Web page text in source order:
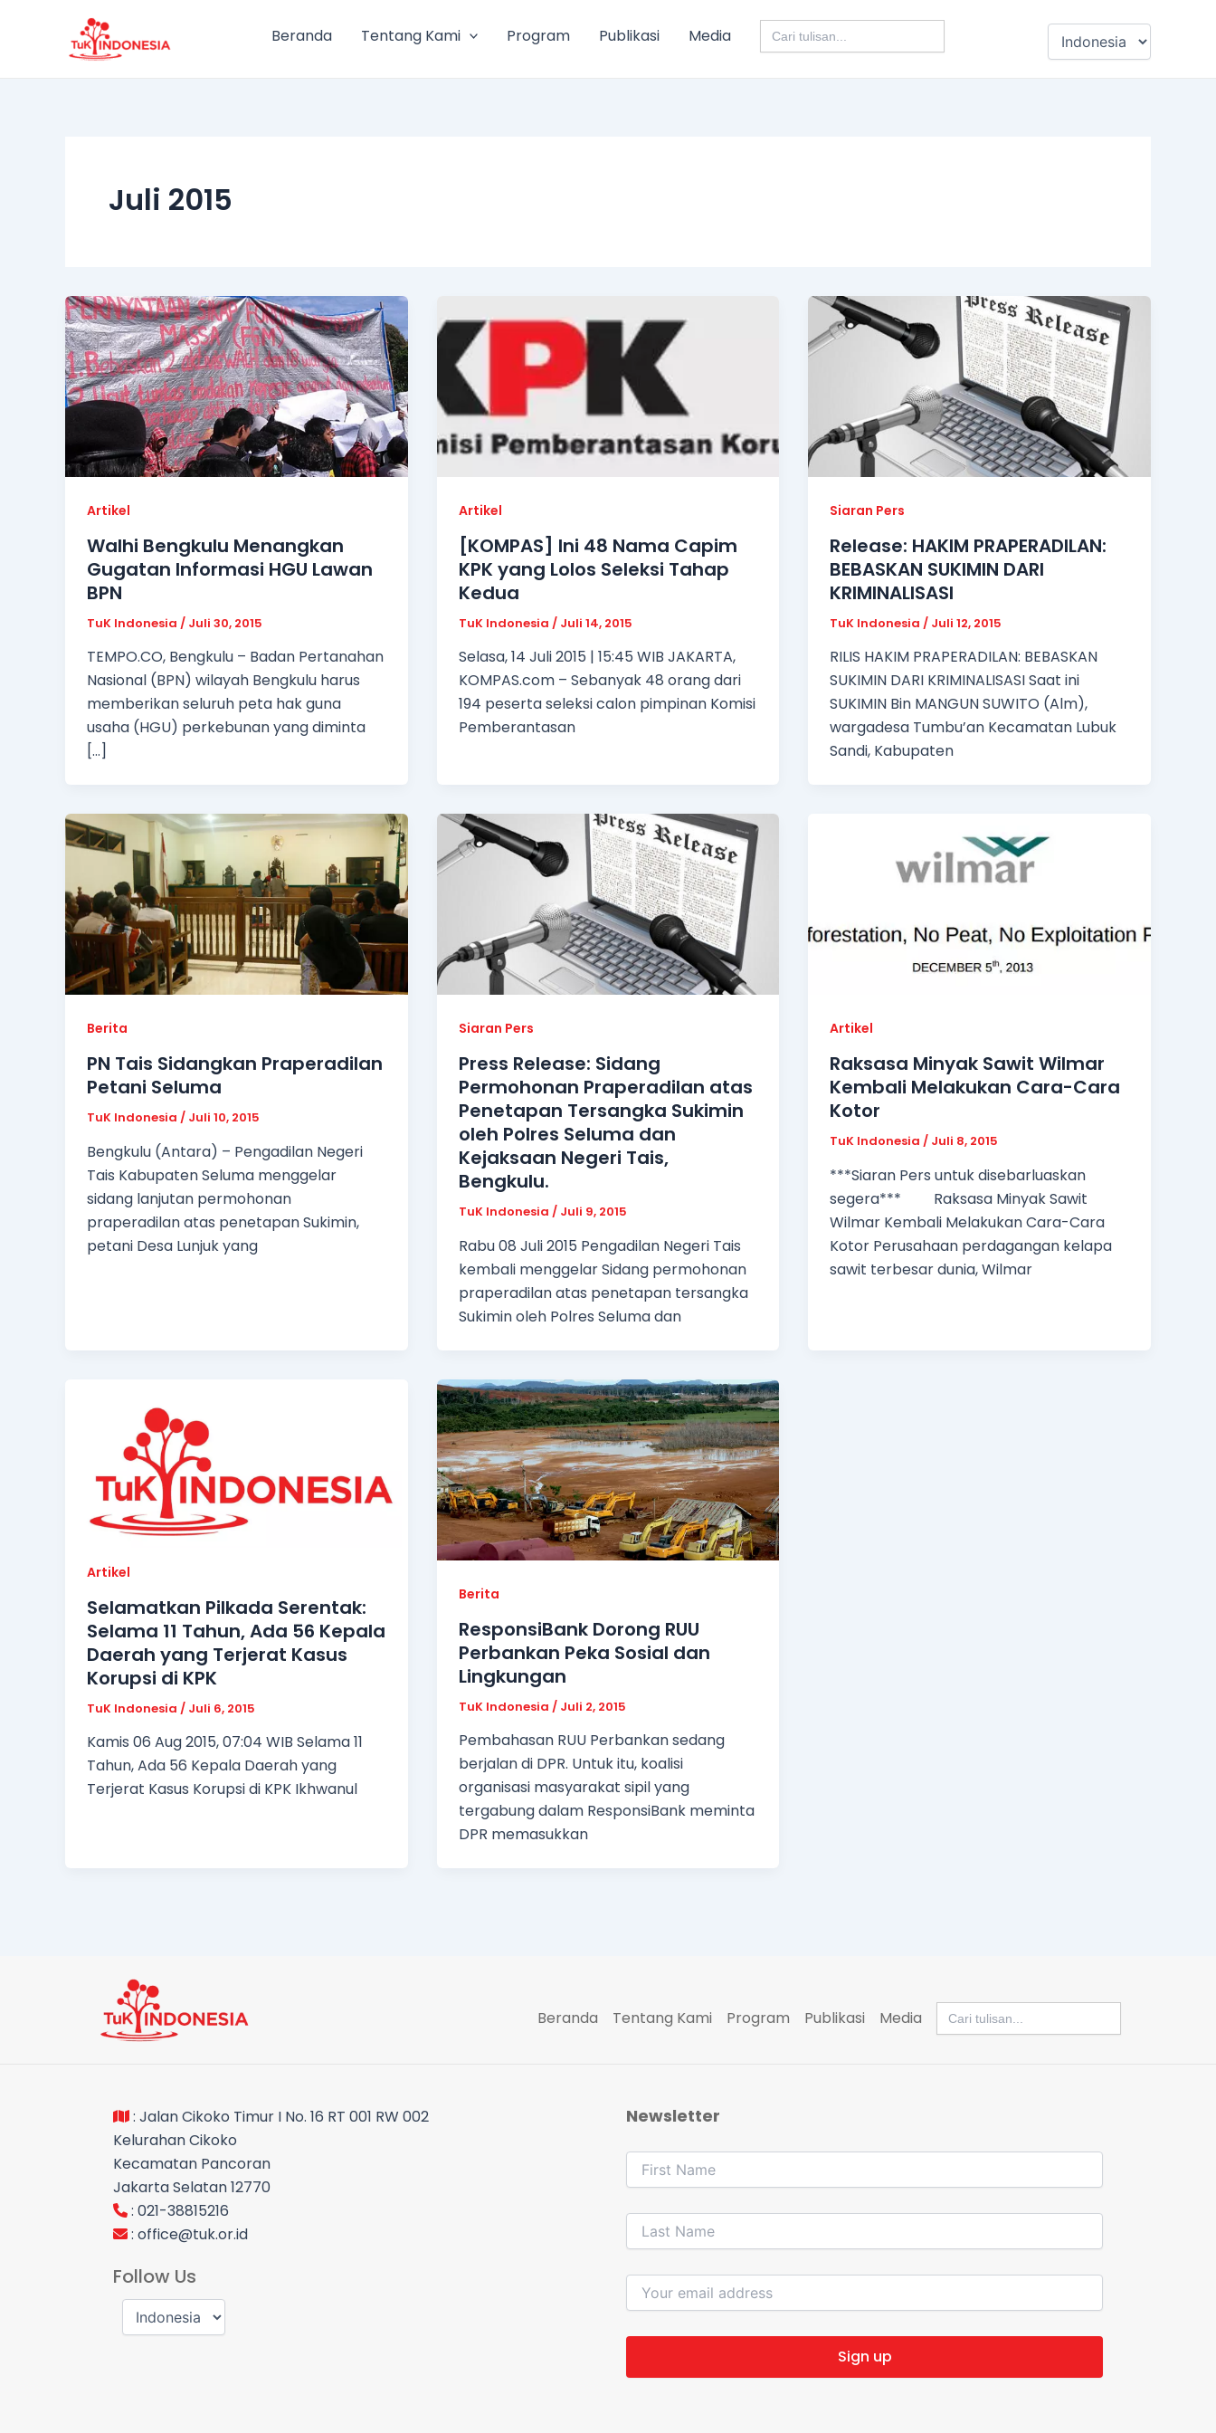
Beranda Tentang Kami Program Publikasi Media Search
for:
Juli 2015
Artikel
Walhi Bengkulu Menangkan
Gugatan Informasi HGU Lawan
BPN
TuK Indonesia / Juli 30, 2015
TEMPO.CO, Bengkulu – Badan Pertanahan
Nasional (BPN) wilayah Bengkulu harus
memberikan seluruh peta hak guna
usaha (HGU) perkebunan yang diminta
[…]
Artikel
[KOMPAS] Ini 48 Nama Capim
KPK yang Lolos Seleksi Tahap
Kedua
TuK Indonesia / Juli 14, 2015
Selasa, 14 Juli 2015 | 15:45 WIB JAKARTA,
KOMPAS.com – Sebanyak 48 orang dari
194 peserta seleksi calon pimpinan Komisi
Pemberantasan
Siaran Pers
Release: HAKIM PRAPERADILAN:
BEBASKAN SUKIMIN DARI
KRIMINALISASI
TuK Indonesia / Juli 12, 2015
RILIS HAKIM PRAPERADILAN: BEBASKAN
SUKIMIN DARI KRIMINALISASI Saat ini
SUKIMIN Bin MANGUN SUWITO (Alm),
wargadesa Tumbu’an Kecamatan Lubuk
Sandi, Kabupaten
Berita
PN Tais Sidangkan Praperadilan
Petani Seluma
TuK Indonesia / Juli 10, 2015
Bengkulu (Antara) – Pengadilan Negeri
Tais Kabupaten Seluma menggelar
sidang lanjutan permohonan
praperadilan atas penetapan Sukimin,
petani Desa Lunjuk yang
Siaran Pers
Press Release: Sidang
Permohonan Praperadilan atas
Penetapan Tersangka Sukimin
oleh Polres Seluma dan
Kejaksaan Negeri Tais,
Bengkulu.
TuK Indonesia / Juli 9, 2015
Rabu 08 Juli 2015 Pengadilan Negeri Tais
kembali menggelar Sidang permohonan
praperadilan atas penetapan tersangka
Sukimin oleh Polres Seluma dan
Artikel
Raksasa Minyak Sawit Wilmar
Kembali Melakukan Cara-Cara
Kotor
TuK Indonesia/ Juli 8, 2015
***Siaran Pers untuk disebarluaskan
segera*** Raksasa Minyak Sawit
Wilmar Kembali Melakukan Cara-Cara
Kotor Perusahaan perdagangan kelapa
sawit terbesar dunia, Wilmar
Artikel
Selamatkan Pilkada Serentak:
Selama 11 Tahun, Ada 56 Kepala
Daerah yang Terjerat Kasus
Korupsi di KPK
TuK Indonesia / Juli 6, 2015
Kamis 06 Aug 2015, 07:04 WIB Selama 11
Tahun, Ada 56 Kepala Daerah yang
Terjerat Kasus Korupsi di KPK Ikhwanul
Berita
ResponsiBank Dorong RUU
Perbankan Peka Sosial dan
Lingkungan
TuK Indonesia / Juli 2, 2015
Pembahasan RUU Perbankan sedang
berjalan di DPR. Untuk itu, koalisi
organisasi masyarakat sipil yang
tergabung dalam ResponsiBank meminta
DPR memasukkan
Beranda Tentang Kami Program Publikasi Media Search
for:
: Jalan Cikoko Timur I No. 16 RT 001 RW 002
Kelurahan Cikoko
Kecamatan Pancoran
Jakarta Selatan 12770
: 021-38815216
: office@tuk.or.id
Follow Us
Newsletter